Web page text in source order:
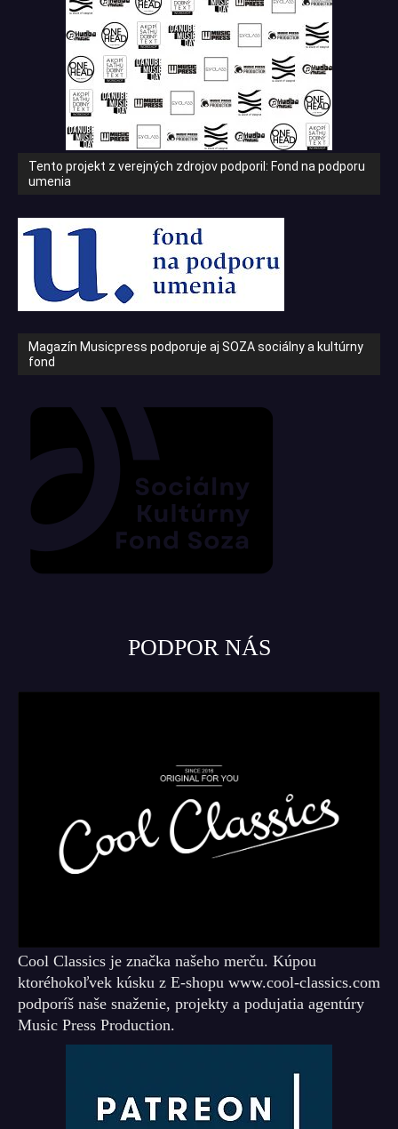
Tento projekt z verejných zdrojov podporil: Fond na podporu
umenia
Magazín Musicpress podporuje aj SOZA sociálny a kultúrny
fond
PODPOR NÁS
Cool Classics je značka našeho merču. Kúpou
ktoréhokoľvek kúsku z E-shopu www.cool-classics.com
podporíš naše snaženie, projekty a podujatia agentúry
Music Press Production.